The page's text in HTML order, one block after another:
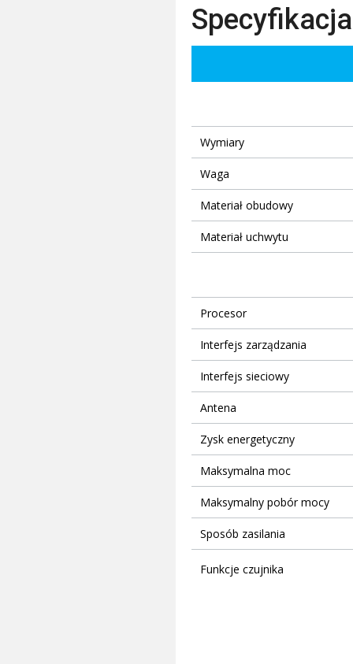
Specyfikacja
Wymiary
Waga
Materiał obudowy
Materiał uchwytu
Procesor
Interfejs zarządzania
Interfejs sieciowy
Antena
Zysk energetyczny
Maksymalna moc
Maksymalny pobór mocy
Sposób zasilania
Funkcje czujnika